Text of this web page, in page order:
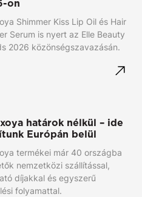
on
Shimmer Kiss Lip Oil és Hair
Serum is nyert az Elle Beauty
2026 közönségszavazásán.
határok nélkül – ide
Európán belül
termékei már 40 országba
nemzetközi szállítással,
díjakkal és egyszerű
folyamattal.